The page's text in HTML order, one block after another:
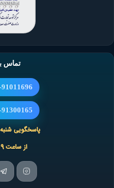
تماس
پاسخگویی شنبه
از ساعت 9 الی 16